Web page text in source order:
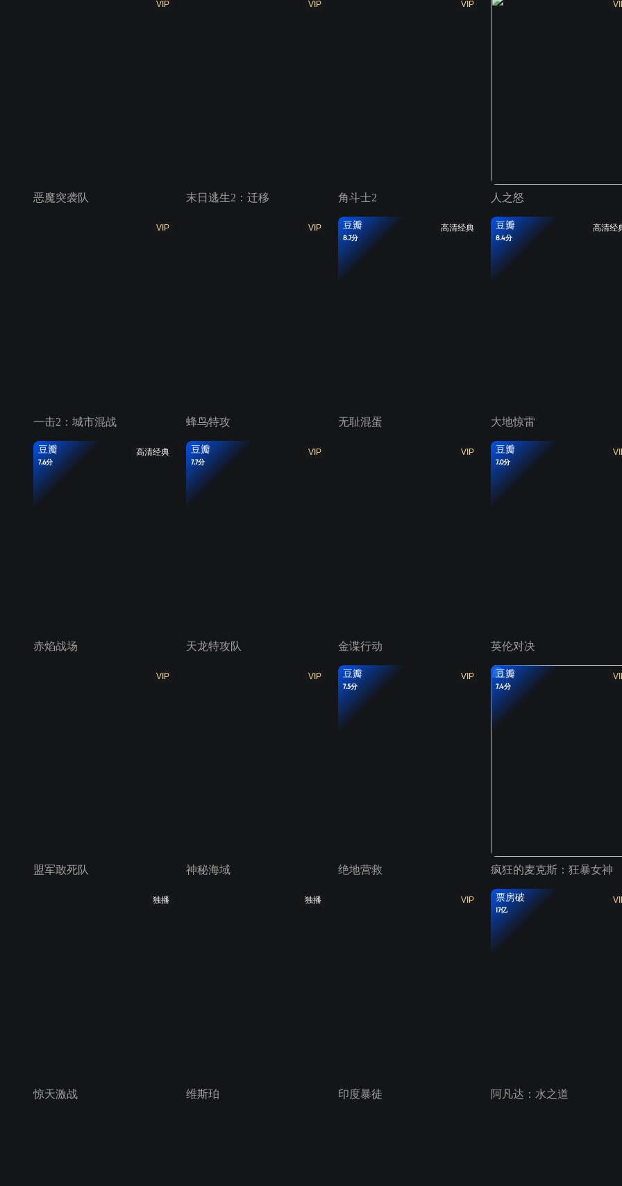
VIP
恶魔突袭队
VIP
末日逃生2：迁移
VIP
角斗士2 人之怒
VIP
一击2：城市混战
VIP
蜂鸟特攻
高清经典
豆瓣
8.7分
无耻混蛋
高清经
豆瓣
8.4分
大地惊雷
高清经典
豆瓣
7.6分
赤焰战场
VIP
豆瓣
7.7分
天龙特攻队
VIP
金谍行动
豆瓣
7.0分
英伦对决
VIP
盟军敢死队
VIP
神秘海域
VIP
豆瓣
7.5分
绝地营救
豆瓣
7.4分
疯狂的麦克斯：狂暴女神
独播
惊天激战
独播
维斯珀
VIP
印度暴徒
票房破
17亿
阿凡达：水之道